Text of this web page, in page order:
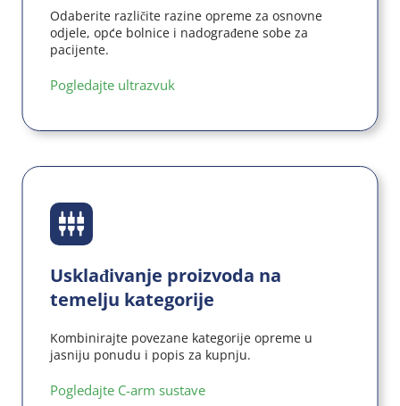
Odaberite različite razine opreme za osnovne
odjele, opće bolnice i nadograđene sobe za
pacijente.
Pogledajte ultrazvuk
Usklađivanje proizvoda na
temelju kategorije
Kombinirajte povezane kategorije opreme u
jasniju ponudu i popis za kupnju.
Pogledajte C-arm sustave